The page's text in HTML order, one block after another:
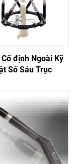
định Ngoài Kỹ
Số Sáu Trục